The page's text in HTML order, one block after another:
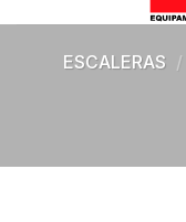
ESCALERAS /